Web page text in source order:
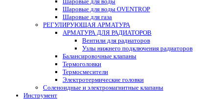
Шаровые для воды OVENTROP
Шаровые для газа
РЕГУЛИРУЮЩАЯ АРМАТУРА
АРМАТУРА ДЛЯ РАДИАТОРОВ
Вентили для радиаторов
Узлы нижнего подключения радиаторов
Балансировочные клапаны
Термоголовки
Термосмесители
Электротермические головки
Соленоидные и электромагнитные клапаны
Инструмент